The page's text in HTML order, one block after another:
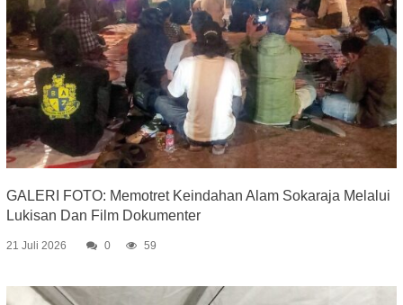
GALERI FOTO: Memotret Keindahan Alam Sokaraja Melalui
Lukisan Dan Film Dokumenter
21 Juli 2026 0 59